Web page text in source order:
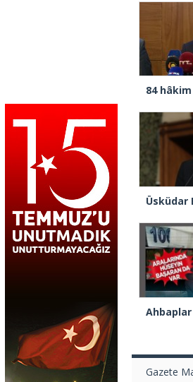
Gazete